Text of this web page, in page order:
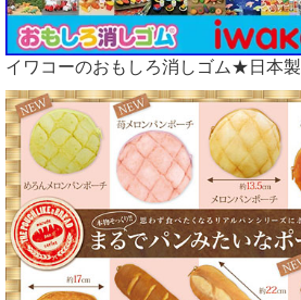
イワコーのおもしろ消しゴム★日本製